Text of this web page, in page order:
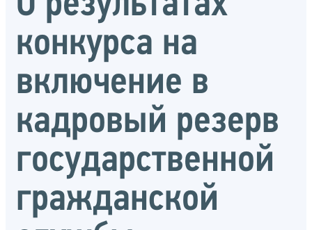
конкурса на
включение в
кадровый резерв
государственной
гражданской